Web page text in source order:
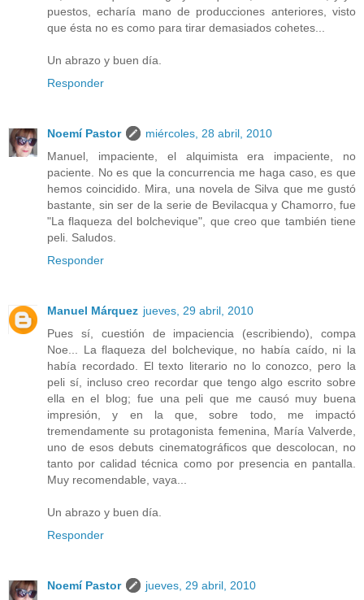
puestos, echaría mano de producciones anteriores, visto
que ésta no es como para tirar demasiados cohetes...
Un abrazo y buen día.
Responder
Noemí Pastor
miércoles, 28 abril, 2010
Manuel, impaciente, el alquimista era impaciente, no
paciente. No es que la concurrencia me haga caso, es que
hemos coincidido. Mira, una novela de Silva que me gustó
bastante, sin ser de la serie de Bevilacqua y Chamorro, fue
"La flaqueza del bolchevique", que creo que también tiene
peli. Saludos.
Responder
Manuel Márquez jueves, 29 abril, 2010
Pues sí, cuestión de impaciencia (escribiendo), compa
Noe... La flaqueza del bolchevique, no había caído, ni la
había recordado. El texto literario no lo conozco, pero la
peli sí, incluso creo recordar que tengo algo escrito sobre
ella en el blog; fue una peli que me causó muy buena
impresión, y en la que, sobre todo, me impactó
tremendamente su protagonista femenina, María Valverde,
uno de esos debuts cinematográficos que descolocan, no
tanto por calidad técnica como por presencia en pantalla.
Muy recomendable, vaya...
Un abrazo y buen día.
Responder
Noemí Pastor
jueves, 29 abril, 2010